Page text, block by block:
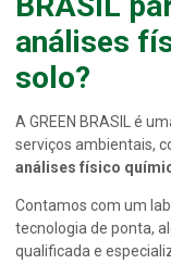
análises
solo?
A GREEN BRASIL é
serviços ambientais,
análises físico
Contamos com um
tecnologia de ponta,
qualificada e